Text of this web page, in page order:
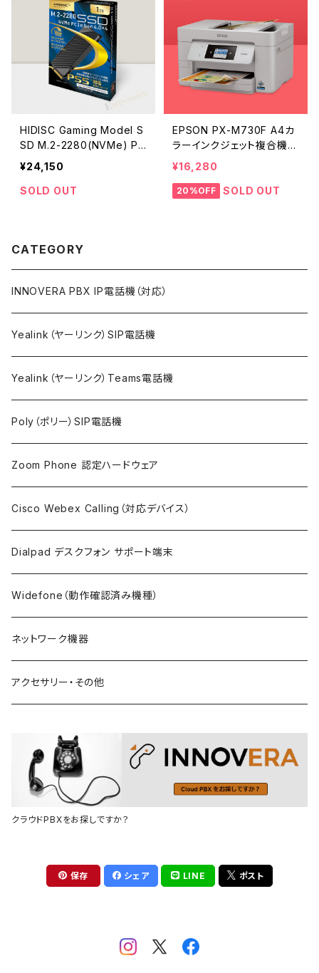
HIDISC Gaming Model S
SD M.2-2280(NVMe) PC
I Express4.0(x4)冷却用
ヒートシンク搭載 1TB
¥24,150
SOLD OUT
EPSON PX-M730F A4カ
ラーインクジェット複合機
（コピー/スキャナ/FAX）（エ
プソン ビジネスプリンター）
¥16,280
20%OFF SOLD OUT
CATEGORY
INNOVERA PBX IP電話機（対応）
Yealink（ヤーリンク）SIP電話機
Yealink（ヤーリンク）Teams電話機
Poly（ポリー）SIP電話機
Zoom Phone 認定ハードウェア
Cisco Webex Calling（対応デバイス）
Dialpad デスクフォン サポート端末
Widefone（動作確認済み機種）
ネットワーク機器
アクセサリー・その他
クラウドPBXをお探しですか？
保存 シェア LINE ポスト